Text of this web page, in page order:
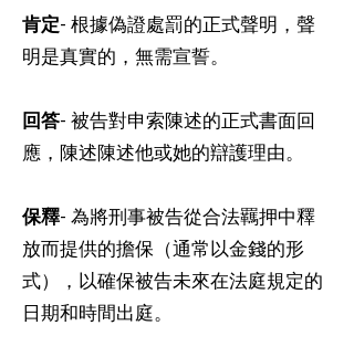
肯定- 根據偽證處罰的正式聲明，聲
明是真實的，無需宣誓。
回答- 被告對申索陳述的正式書面回
應，陳述陳述他或她的辯護理由。
保釋- 為將刑事被告從合法羈押中釋
放而提供的擔保（通常以金錢的形
式），以確保被告未來在法庭規定的
日期和時間出庭。